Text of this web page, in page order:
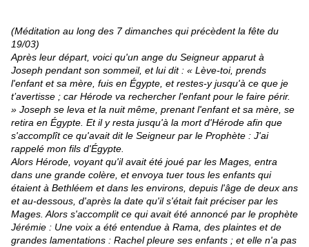
(Méditation au long des 7 dimanches qui précèdent la fête du
19/03)
Après leur départ, voici qu'un ange du Seigneur apparut à
Joseph pendant son sommeil, et lui dit : « Lève-toi, prends
l'enfant et sa mère, fuis en Égypte, et restes-y jusqu'à ce que je
t’avertisse ; car Hérode va rechercher l'enfant pour le faire périr.
» Joseph se leva et la nuit même, prenant l'enfant et sa mère, se
retira en Égypte. Et il y resta jusqu'à la mort d'Hérode afin que
s'accomplît ce qu'avait dit le Seigneur par le Prophète : J'ai
rappelé mon fils d'Égypte.
Alors Hérode, voyant qu'il avait été joué par les Mages, entra
dans une grande colère, et envoya tuer tous les enfants qui
étaient à Bethléem et dans les environs, depuis l'âge de deux ans
et au-dessous, d'après la date qu'il s'était fait préciser par les
Mages. Alors s'accomplit ce qui avait été annoncé par le prophète
Jérémie : Une voix a été entendue à Rama, des plaintes et de
grandes lamentations : Rachel pleure ses enfants ; et elle n'a pas